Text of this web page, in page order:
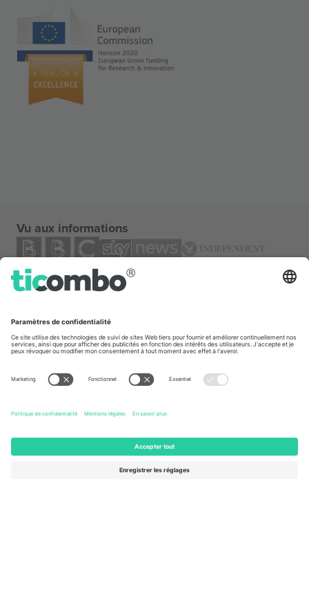
Vu aux informations
TixProtect
Programme d'affiliation
Comment ça marche
Centre d'information sur la Coupe
Nous contacter